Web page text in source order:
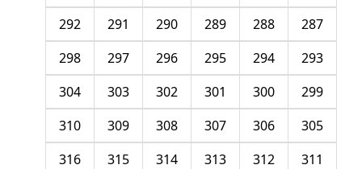
287
288
289
290
291
292
293
294
295
296
297
298
299
300
301
302
303
304
305
306
307
308
309
310
311
312
313
314
315
316